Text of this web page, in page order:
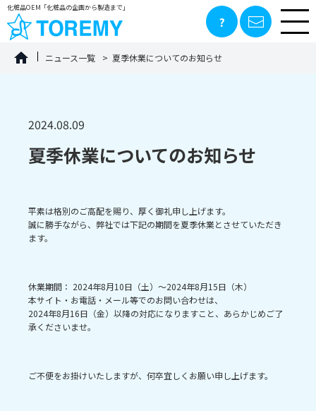
化粧品OEM「化粧品の企画から製造まで」
ニュース一覧 夏季休業についてのお知らせ
2024.08.09
夏季休業についてのお知らせ
平素は格別のご高配を賜り、厚く御礼申し上げます。
誠に勝手ながら、弊社では下記の期間を夏季休業とさせていただき
ます。
休業期間： 2024年8月10日（土）～2024年8月15日（木）
本サイト・お電話・メール等でのお問い合わせは、
2024年8月16日（金）以降の対応になりますこと、あらかじめご了
承くださいませ。
ご不便をお掛けいたしますが、何卒宜しくお願い申し上げます。